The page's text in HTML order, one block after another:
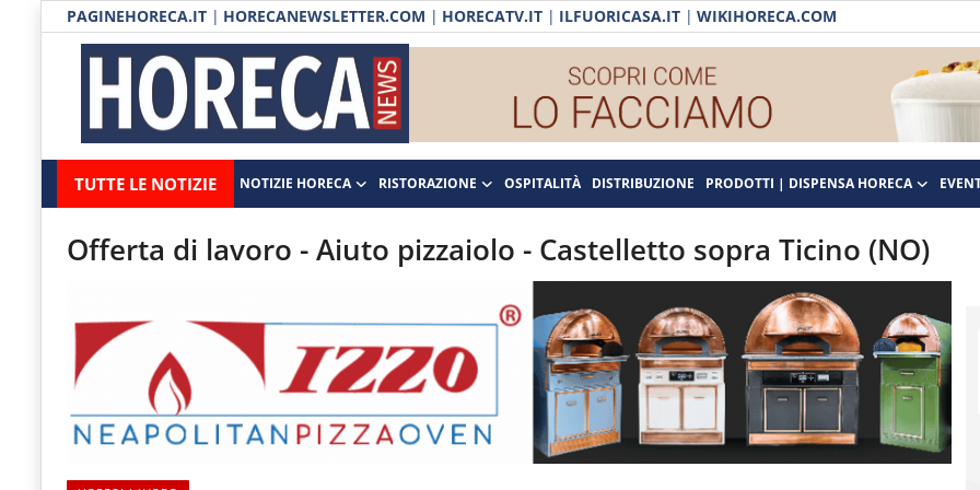
PAGINEHORECA.IT | HORECANEWSLETTER.COM | HORECATV.IT | ILFUORICASA.IT | WIKIHORECA.COM
Horecanews.it
-
Notizie
Horeca
Il
del
canale
Horeca
e
del
TUTTE LE NOTIZIE NOTIZIE HORECA RISTORAZIONE OSPITALITÀ DISTRIBUZIONE PRODOTTI | DISPENSA HORECA
Notizie HORECA
Ristorazione
Ospitalità
Prodotti | Dispensa Horeca
Eventi
RUBRICHE
Offerta di lavoro - Aiuto pizzaiolo - Castelletto sopra Ticino (NO)